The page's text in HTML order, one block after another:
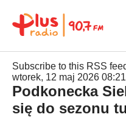
Subscribe to this RSS
wtorek, 12 maj 2026 08:21
Podkonecka
się do sezonu